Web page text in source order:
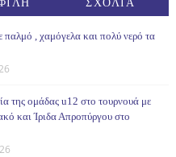
ΣΧΟΛΙΑ
παλμό , χαμόγελα και πολύ νερό τα
της ομάδας u12 στο τουρνουά με
και Ίριδα Απροπύργου στο